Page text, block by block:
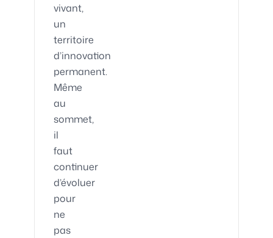
vivant,
un
territoire
d’innovation
permanent.
Même
au
sommet,
il
faut
continuer
d’évoluer
pour
ne
pas